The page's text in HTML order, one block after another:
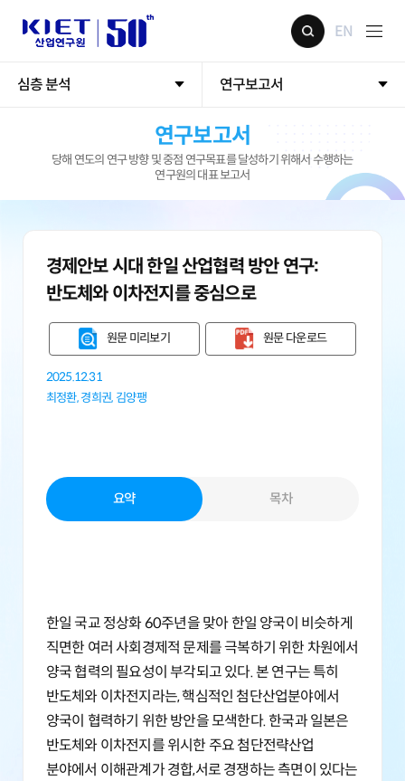
EN
심층 분석 연구보고서
연구보고서
당해 연도의 연구 방향 및 중점 연구목표를 달성하기 위해서 수행하는
연구원의 대표 보고서
경제안보 시대 한일 산업협력 방안 연구:
반도체와 이차전지를 중심으로
원문 미리보기 원문 다운로드
2025.12.31
최정환,경희권, 김양팽
요약 목차
한일 국교 정상화 60주년을 맞아 한일 양국이 비슷하게
직면한 여러 사회경제적 문제를 극복하기 위한 차원에서
양국 협력의 필요성이 부각되고 있다. 본 연구는 특히
반도체와 이차전지라는, 핵심적인 첨단산업분야에서
양국이 협력하기 위한 방안을 모색한다. 한국과 일본은
반도체와 이차전지를 위시한 주요 첨단전략산업
분야에서 이해관계가 경합,서로 경쟁하는 측면이 있다는